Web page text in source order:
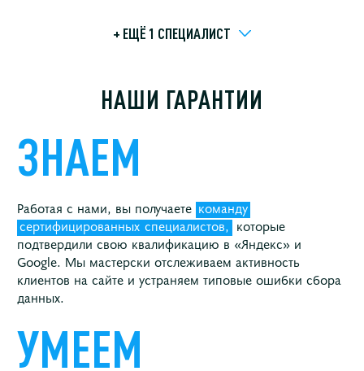
+ ЕЩЁ 1 СПЕЦИАЛИСТ
НАШИ ГАРАНТИИ
ЗНАЕМ
Работая с нами, вы получаете команду
сертифицированных специалистов,которые
подтвердили свою квалификацию в «Яндекс» и
Google. Мы мастерски отслеживаем активность
клиентов на сайте и устраняем типовые ошибки сбора
данных.
УМЕЕМ